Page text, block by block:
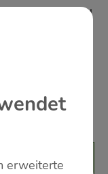
IM
erweiterte